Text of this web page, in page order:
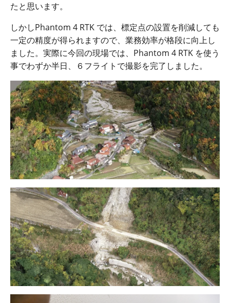
たと思います。
しかしPhantom 4 RTK では、標定点の設置を削減しても
一定の精度が得られますので、業務効率が格段に向上し
ました。実際に今回の現場では、 Phantom 4 RTK を使う
事でわずか半日、６フライトで撮影を完了しました。